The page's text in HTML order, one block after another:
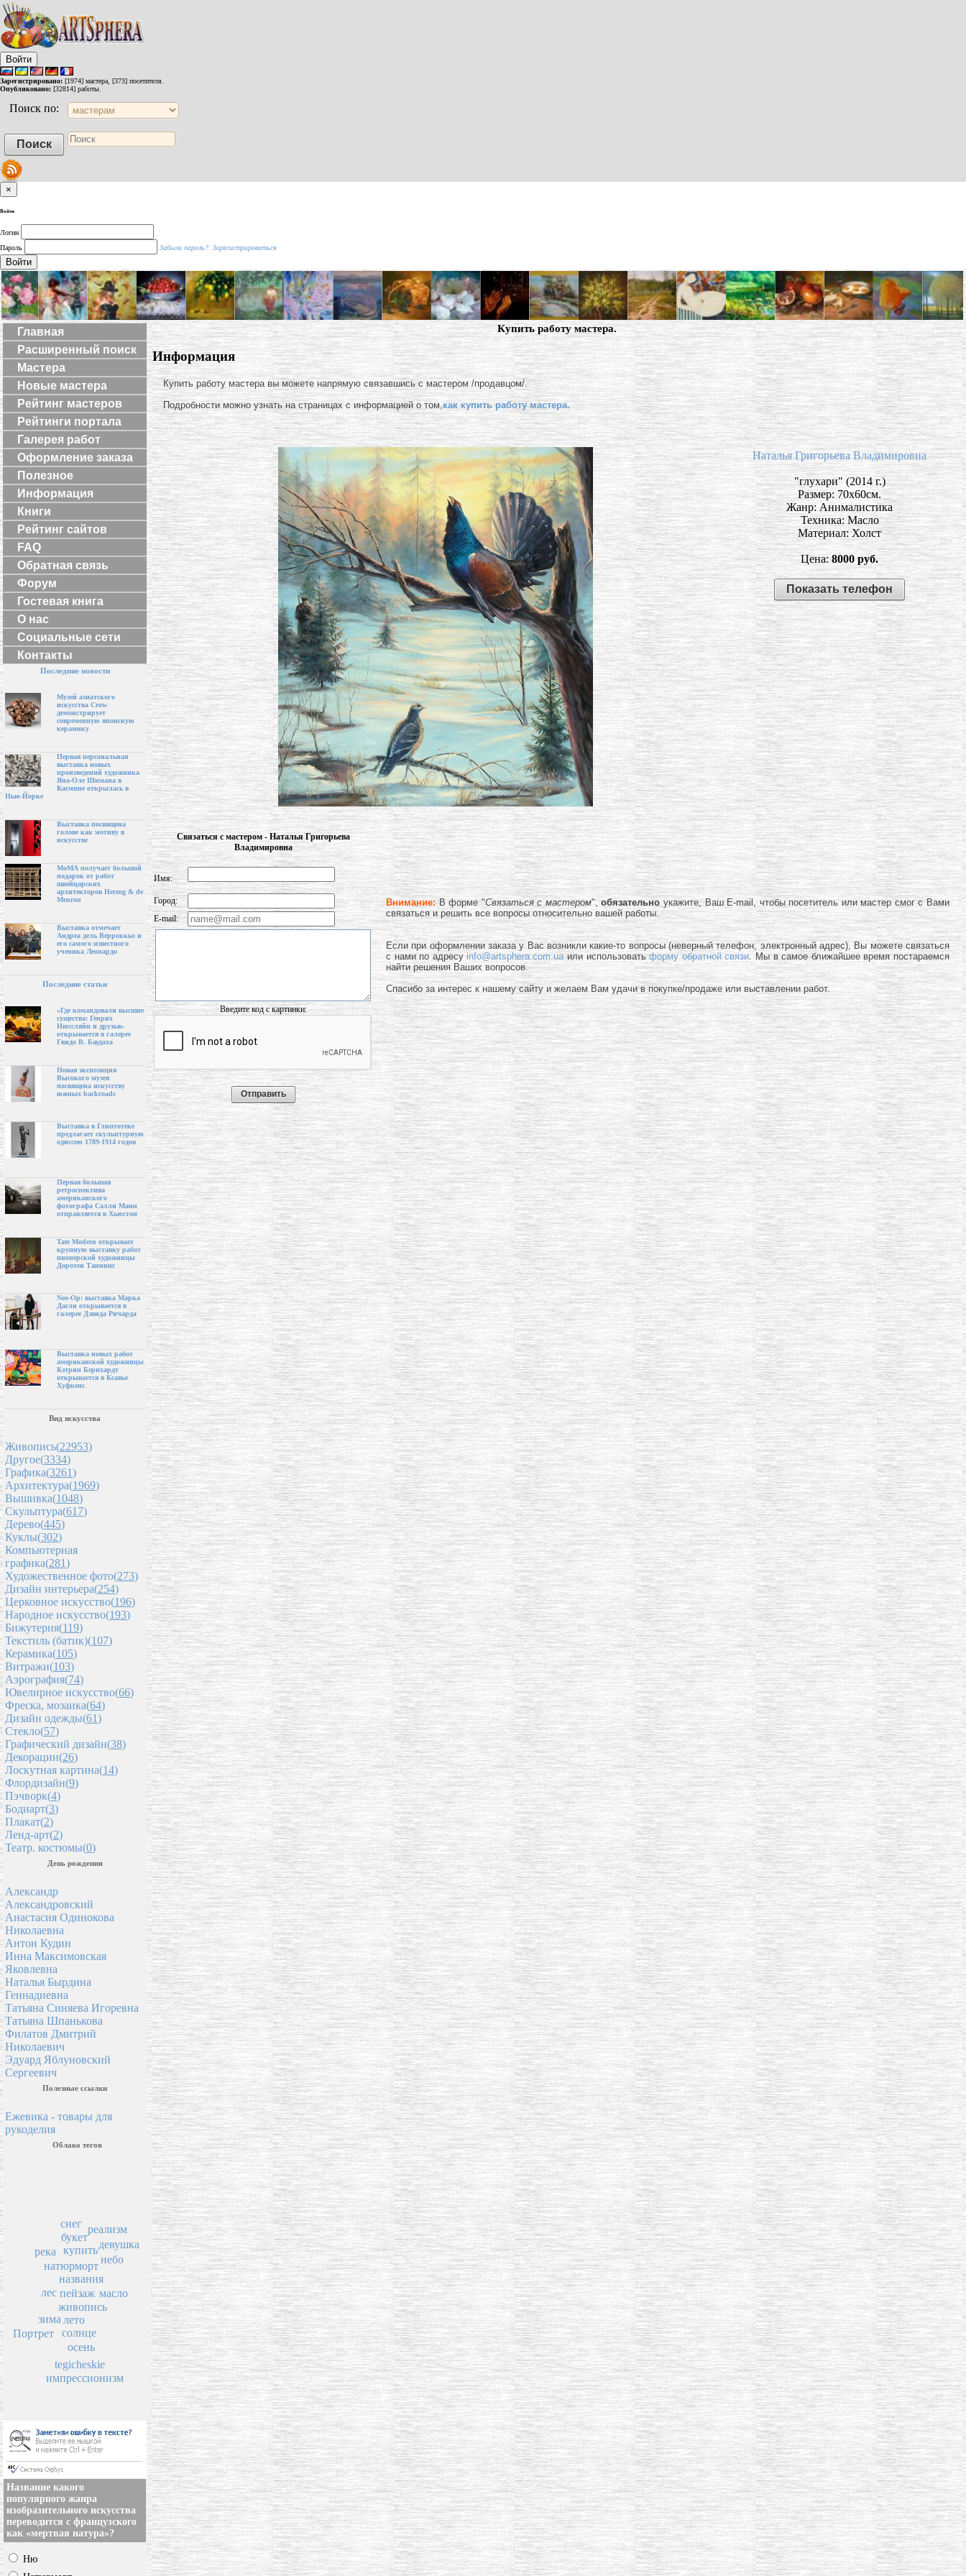
Войти
Зарегистрировано: [1974] мастера, [373] посетителя.
Опубликовано: [32814] работы.
Поиск по:
×
Войти
Логин
Пароль
Забыли пароль? Зарегистрироваться
Войти
Главная
Расширенный поиск
Мастера
Новые мастера
Рейтинг мастеров
Рейтинги портала
Галерея работ
Оформление заказа
Полезное
Информация
Книги
Рейтинг сайтов
FAQ
Обратная связь
Форум
Гостевая книга
О нас
Социальные сети
Контакты
Последние новости
Музей азиатского
искусства Crow
демонстрирует
современную японскую
керамику
Первая персональная
выставка новых
произведений художника
Яна-Оле Шимана в
Касмине открылась в
Нью-Йорке
Выставка посвящена
голове как мотиву в
искусстве
МоМА получает большой
подарок от работ
швейцарских
архитекторов Herzog & de
Meuron
Выставка отмечает
Андреа дель Верроккьо и
его самого известного
ученика Леонардо
Последние статьи
«Где командовали высшие
существа: Генрих
Нюссляйн и друзья»
открывается в галерее
Гвидо В. Баудаха
Новая экспозиция
Высокого музея
посвящена искусству
южных backroads
Выставка в Глиптотеке
предлагает скульптурную
одиссею 1789-1914 годов
Первая большая
ретроспектива
американского
фотографа Салли Манн
отправляется в Хьюстон
Tate Modern открывает
крупную выставку работ
пионерской художницы
Доротеи Таннинг
Neo-Op: выставка Марка
Дагли открывается в
галерее Дэвида Ричарда
Выставка новых работ
американской художницы
Кэтрин Бернхардт
открывается в Ксавье
Хуфкенс
Вид искусства
Живопись(22953)
Другое(3334)
Графика(3261)
Архитектура(1969)
Вышивка(1048)
Скульптура(617)
Дерево(445)
Куклы(302)
Компьютерная
графика(281)
Художественное фото(273)
Дизайн интерьера(254)
Церковное искусство(196)
Народное искусство(193)
Бижутерия(119)
Текстиль (батик)(107)
Керамика(105)
Витражи(103)
Аэрография(74)
Ювелирное искусство(66)
Фреска, мозаика(64)
Дизайн одежды(61)
Стекло(57)
Графический дизайн(38)
Декорации(26)
Лоскутная картина(14)
Флордизайн(9)
Пэчворк(4)
Бодиарт(3)
Плакат(2)
Ленд-арт(2)
Театр. костюмы(0)
День рождения
Александр
Александровский
Анастасия Одинокова
Николаевна
Антон Кудин
Инна Максимовская
Яковлевна
Наталья Бырдина
Геннадиевна
Татьяна Синяева Игоревна
Татьяна Шпанькова
Филатов Дмитрий
Николаевич
Эдуард Яблуновский
Сергеевич
Полезные ссылки
Ежевика - товары для
рукоделия
Облако тегов
пейзаж
названия
живопись
лето
натюрморт
купить
солнце
лес
зима
осень
букет
масло
река
снег
tegicheskie
реализм
небо
импрессионизм
Портрет
девушка
Название какого
популярного жанра
изобразительного искусства
переводится с французского
как «мертвая натура»?
Ню
Купить работу мастера.
Информация
Купить работу мастера вы можете напрямую связавшись с мастером /продавцом/.
Подробности можно узнать на страницах с информацией о том,как купить работу мастера.
Наталья Григорьева Владимировна
"глухари" (2014 г.)
Размер: 70х60см.
Жанр: Анималистика
Техника: Масло
Материал: Холст
Цена:8000 руб.
Показать телефон
Связаться с мастером - Наталья Григорьева
Владимировна
Внимание:В форме "Связаться с мастером",обязательно укажите, Ваш E-mail, чтобы посетитель или мастер смог с Вами
связаться и решить все вопросы относительно вашей работы.
Если при оформлении заказа у Вас возникли какие-то вопросы (неверный телефон, электронный адрес), Вы можете связаться
с нами по адресуinfo@artsphera.com.uaили использоватьформу обратной связи. Мы в самое ближайшее время постараемся
найти решения Ваших вопросов.
Спасибо за интерес к нашему сайту и желаем Вам удачи в покупке/продаже или выставлении работ.
Имя:
Город:
E-mail:
Введите код с картинки: